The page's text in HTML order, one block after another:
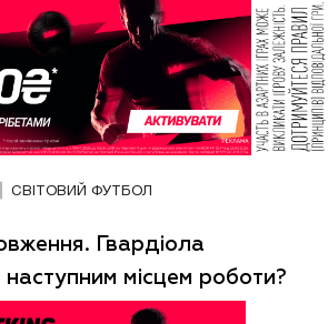
СВІТОВИЙ ФУТБОЛ
Гвардіола
наступним місцем роботи?